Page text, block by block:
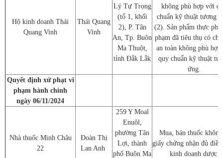
Hộ kinh doanh Thái
Quang Vinh
Thái Quang
Vinh
Lý Tự Trọng
(tổ 1, khối
2), P. Tân
An, Tp. Buôn
Ma Thuột,
tỉnh Đắk Lắk
không phù hợp với
chuẩn kỹ thuật tương
(2). Sản phẩm thực
phạm đã tiêu thụ có chỉ
an toàn không phù
quy chuẩn kỹ thuật
ứng.
Quyết định xử phạt vi
phạm hành chính
ngày 06/11/2024
Nhà thuốc Minh Châu
22
Đoàn Thị
Lan Anh
259 Y Moal
Enuôl,
phường Tân
Lợi, thành
phố Buôn Ma
Mua, bán thuốc
giấy chứng nhận đủ
kinh doanh dược